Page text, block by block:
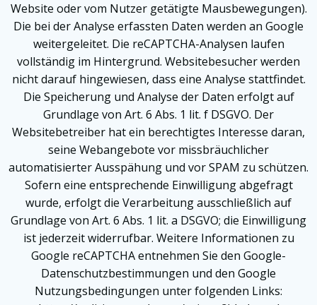
Website oder vom Nutzer getätigte Mausbewegungen).
Die bei der Analyse erfassten Daten werden an Google
weitergeleitet. Die reCAPTCHA-Analysen laufen
vollständig im Hintergrund. Websitebesucher werden
nicht darauf hingewiesen, dass eine Analyse stattfindet.
Die Speicherung und Analyse der Daten erfolgt auf
Grundlage von Art. 6 Abs. 1 lit. f DSGVO. Der
Websitebetreiber hat ein berechtigtes Interesse daran,
seine Webangebote vor missbräuchlicher
automatisierter Ausspähung und vor SPAM zu schützen.
Sofern eine entsprechende Einwilligung abgefragt
wurde, erfolgt die Verarbeitung ausschließlich auf
Grundlage von Art. 6 Abs. 1 lit. a DSGVO; die Einwilligung
ist jederzeit widerrufbar. Weitere Informationen zu
Google reCAPTCHA entnehmen Sie den Google-
Datenschutzbestimmungen und den Google
Nutzungsbedingungen unter folgenden Links: